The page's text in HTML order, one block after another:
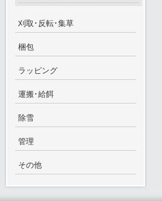
刈取･反転･集草
梱包
ラッピング
運搬･給餌
除雪
管理
その他